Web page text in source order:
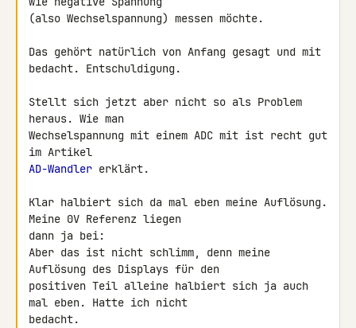
(also Wechselspannung) messen möchte.
Das gehört natürlich von Anfang gesagt und mit
bedacht. Entschuldigung.
Stellt sich jetzt aber nicht so als Problem
heraus. Wie man
Wechselspannung mit einem ADC mit ist recht gut
AD-Wandler erklärt.
Klar halbiert sich da mal eben meine Auflösung.
Meine 0V Referenz liegen
dann ja bei:
Aber das ist nicht schlimm, denn meine
Auflösung des Displays für den
positiven Teil alleine halbiert sich ja auch
mal eben. Hatte ich nicht
bedacht.